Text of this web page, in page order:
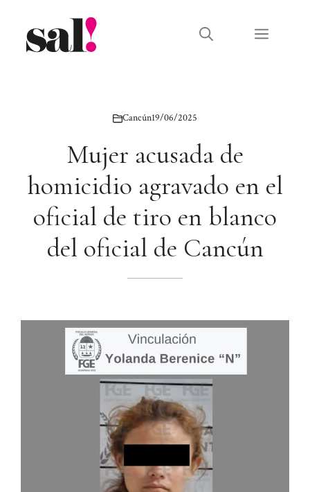
contenido
Menú
Cancún19/06/2025
Mujer acusada de
homicidio agravado en el
oficial de tiro en blanco
del oficial de Cancún